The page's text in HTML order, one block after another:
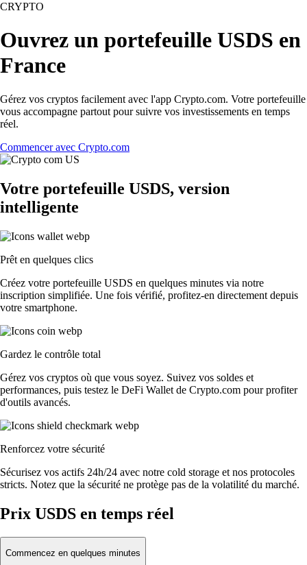
CRYPTO
Ouvrez un portefeuille USDS en
France
Gérez vos cryptos facilement avec l'app Crypto.com. Votre portefeuille
vous accompagne partout pour suivre vos investissements en temps
réel.
Commencer avec Crypto.com
Votre portefeuille USDS, version
intelligente
Prêt en quelques clics
Créez votre portefeuille USDS en quelques minutes via notre
inscription simplifiée. Une fois vérifié, profitez-en directement depuis
votre smartphone.
Gardez le contrôle total
Gérez vos cryptos où que vous soyez. Suivez vos soldes et
performances, puis testez le DeFi Wallet de Crypto.com pour profiter
d'outils avancés.
Renforcez votre sécurité
Sécurisez vos actifs 24h/24 avec notre cold storage et nos protocoles
stricts. Notez que la sécurité ne protège pas de la volatilité du marché.
Prix USDS en temps réel
Commencez en quelques minutes